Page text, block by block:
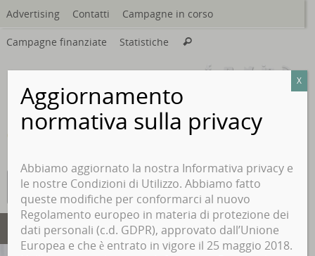
Vai
al
contenuto
Advertising Contatti Campagne in corso
Campagne finanziate Statistiche Cerca
Aggiornamento
normativa sulla privacy
Abbiamo aggiornato la nostra Informativa privacy e
le nostre Condizioni di Utilizzo. Abbiamo fatto
queste modifiche per conformarci al nuovo
Regolamento europeo in materia di protezione dei
dati personali (c.d. GDPR), approvato dall’Unione
Europea e che è entrato in vigore il 25 maggio 2018.
X